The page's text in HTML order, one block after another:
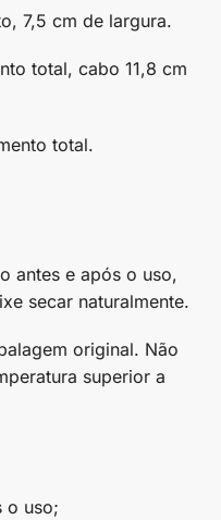
7,5 cm de largura.
total, cabo 11,8 cm
total.
antes e após o uso,
secar naturalmente.
original. Não
superior a
o uso;